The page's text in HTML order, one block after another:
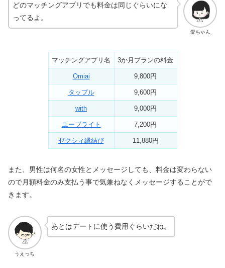
愛ちゃん
どのマッチングアプリでも料金は同じぐらいにな
ってるよ。
マッチングアプリ名 3か月プランの料金
Omiai 9,800円
タップル 9,600円
with 9,000円
ユーブライト 7,200円
ゼクシィ縁結び 11,880円
また、男性は何名の女性とメッセージしても、料金は変わらない
ので月額料金のみ支払う事で気兼ねなくメッセージすることがで
きます。
うえっち
あとはデートに使う費用ぐらいだね。